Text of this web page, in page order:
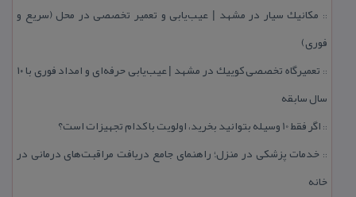
:: مكانیك سیار در مشهد | عیب‌یابی و تعمیر تخصصی در محل (سریع و
فوری)
::
تعمیرگاه تخصصی كوییك در مشهد | عیب‌یابی حرفه‌ای و امداد فوری با ۱۰
سال سابقه
:: اگر فقط 10 وسیله بتوانید بخرید، اولویت با كدام تجهیزات است؟
:: خدمات پزشكی در منزل؛ راهنمای جامع دریافت مراقبت‌های درمانی در
خانه